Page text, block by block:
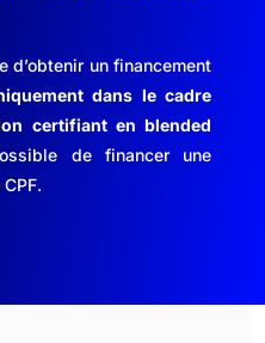
un financement
dans le cadre
certifiant en blended
de financer une